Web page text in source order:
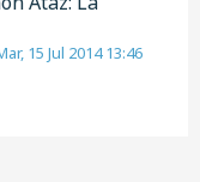
15 Jul 2014 13:46